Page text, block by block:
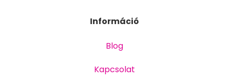
Információ
Blog
Kapcsolat